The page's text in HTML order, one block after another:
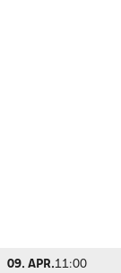
09. APR.11:00